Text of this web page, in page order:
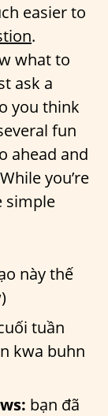
easier to
.
what to
ask a
you think
fun
ahead and
you’re
simple
này thế
tuần
kwa buhn
bạn đã